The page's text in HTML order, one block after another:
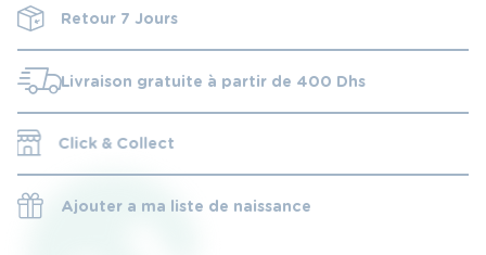
Retour 7 Jours
Livraison gratuite à partir de 400 Dhs
Click & Collect
Ajouter a ma liste de naissance